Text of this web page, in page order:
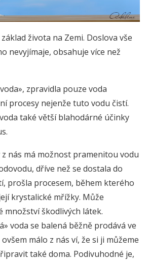
života na Zemi. Doslova vše
nevyjímaje, obsahuje více než
zpravidla pouze voda
procesy nejenže tuto vodu čistí.
také větší blahodárné účinky
nás má možnost pramenitou vodu
dříve než se dostala do
prošla procesem, během kterého
krystalické mřížky. Může
množství škodlivých látek.
voda se balená běžně prodává ve
málo z nás ví, že si ji můžeme
také doma. Podivuhodné je,